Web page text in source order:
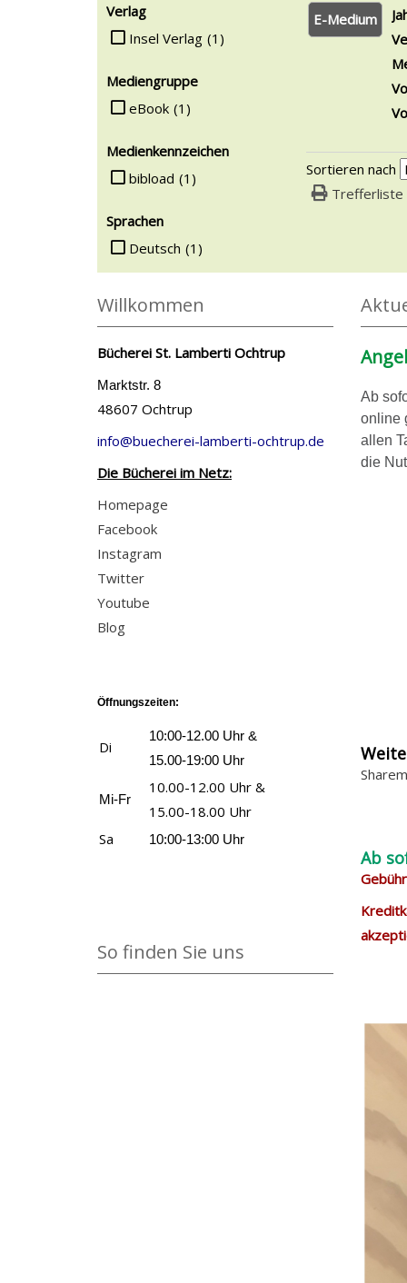
Verlag
Suche auf Verlag einschränken
(1)
Insel Verlag
Mediengruppe
Suche auf Mediengruppe einschränken
(1)
eBook
Medienkennzeichen
Suche auf Medienkennzeichen einschränken
(1)
bibload
Sprachen
Suche auf Sprachen einschränken
(1)
Deutsch
E-Medium
Sortieren nach
Trefferliste
Willkommen
Bücherei St. Lamberti Ochtrup
Marktstr. 8
48607 Ochtrup
info@buecherei-lamberti-ochtrup.de
Die Bücherei im Netz:
Homepage
Facebook
Instagram
Twitter
Youtube
Blog
Öffnungszeiten:
Di
10:00-12.00 Uhr &
15.00-19:00 Uhr
Mi-Fr
10.00-12.00 Uhr &
15.00-18.00 Uhr
Sa
10:00-13:00 Uhr
So finden Sie uns
Ab
online
allen
die
Ab